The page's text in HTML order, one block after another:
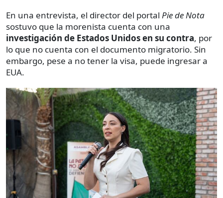
En una entrevista, el director del portal Pie de Nota
sostuvo que la morenista cuenta con una
investigación de Estados Unidos en su contra, por
lo que no cuenta con el documento migratorio. Sin
embargo, pese a no tener la visa, puede ingresar a
EUA.